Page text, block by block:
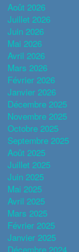
Août 2026
Juillet 2026
Juin 2026
Mai 2026
Avril 2026
Mars 2026
Février 2026
Janvier 2026
Décembre 2025
Novembre 2025
Octobre 2025
Septembre 2025
Août 2025
Juillet 2025
Juin 2025
Mai 2025
Avril 2025
Mars 2025
Février 2025
Janvier 2025
Décembre 2024